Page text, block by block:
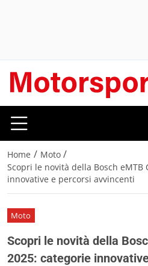
Home / Moto /
Scopri le novità della Bosch eMTB
innovative e percorsi avvincenti
Moto
Scopri le novità della
2025: categorie